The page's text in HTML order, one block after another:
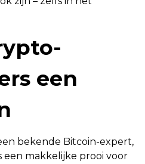
een
bekende Bitcoin-expert,
makkelijke prooi voor